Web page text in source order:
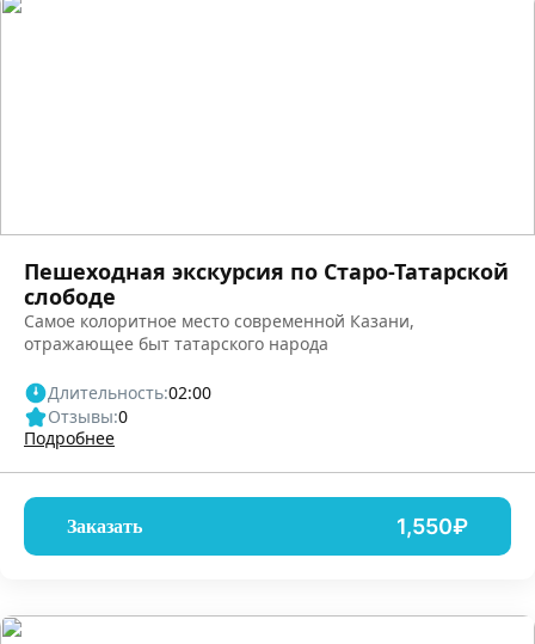
Пешеходная экскурсия по Старо-Татарской
слободе
Самое колоритное место современной Казани,
отражающее быт татарского народа
Длительность:02:00
Отзывы:0
Подробнее
Заказать 1,550₽